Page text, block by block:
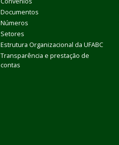
Documentos
Números
Setores
Estrutura Organizacional da UFABC
Transparência e prestação de
contas